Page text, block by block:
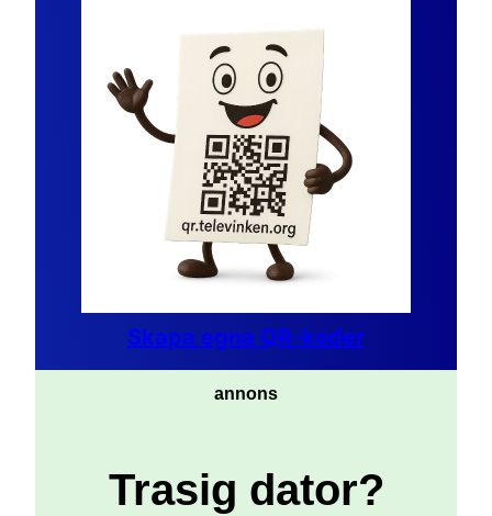
Skapa egna QR-koder
annons
Trasig dator?